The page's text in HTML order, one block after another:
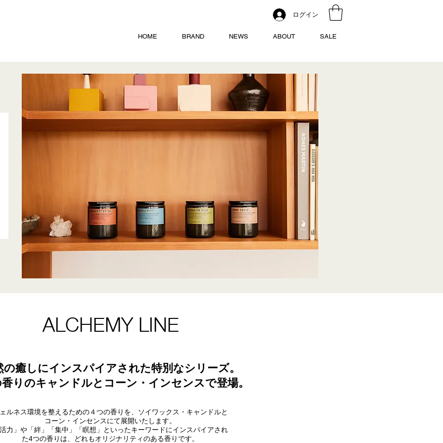
ログイン
HOME BRAND NEWS ABOUT SALE
ALCHEMY LINE
の癒しにインスパイアされた特別なシリーズ。
りのキャンドルとコーン・インセンスで登場。
ルネス環境を整えるための４つの香りを、ソイワックス・キャンドルと
コーン・インセンスにて展開いたします。
活力」や「絆」「集中」「瞑想」といったキーワードにインスパイアされ
た4つの香りは、どれもオリジナリティのある香りです。